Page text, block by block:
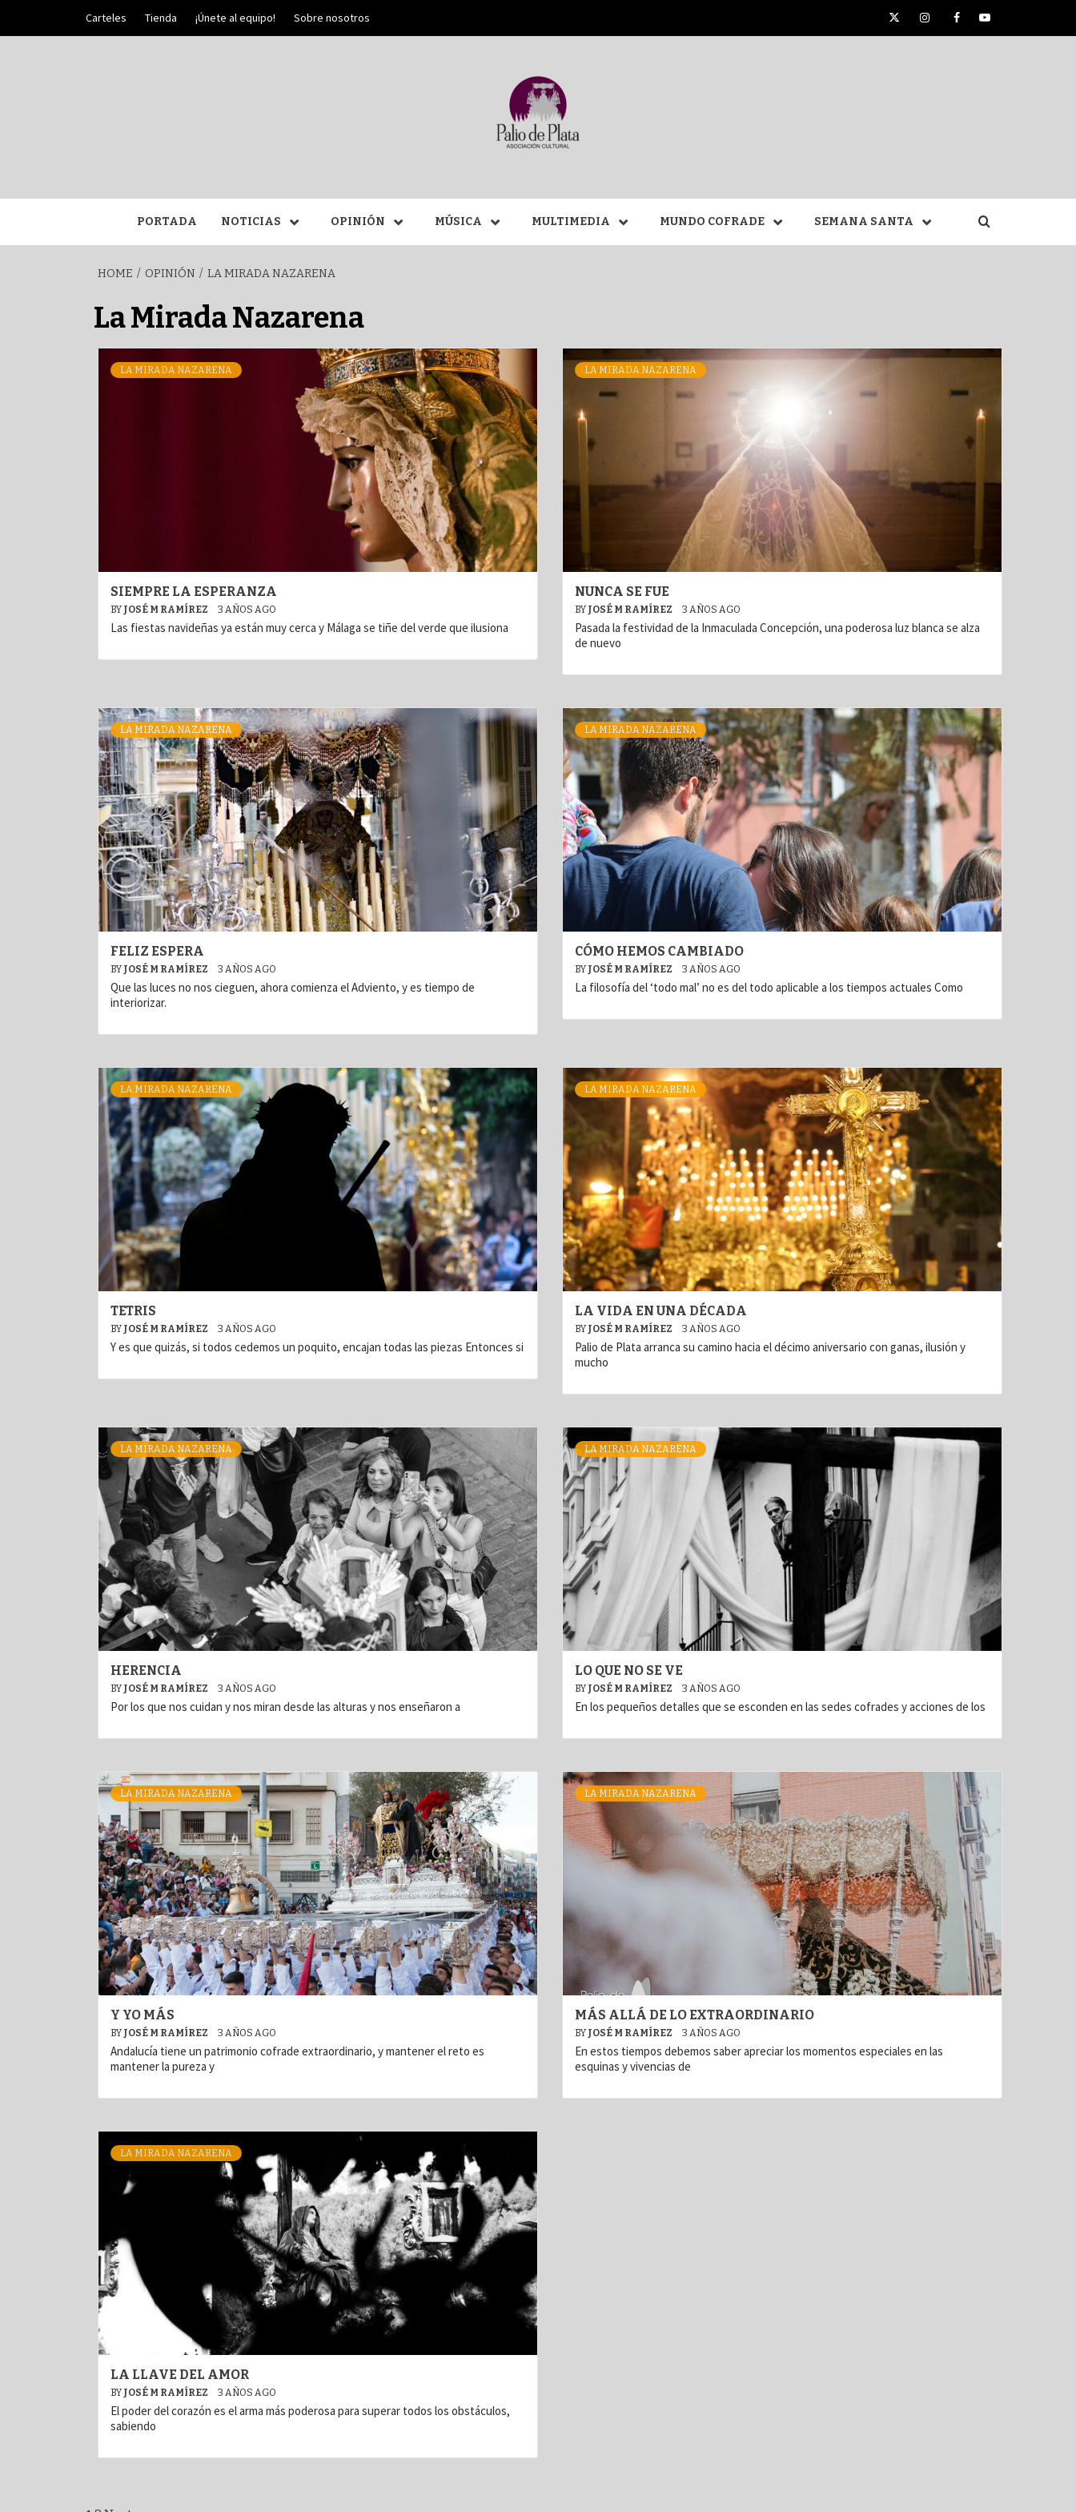
content
Carteles Tienda ¡Únete al equipo! Sobre nosotros TwitterInstagramFacebookYouTube
SEMANA SANTA DE
MÁLAGA
PORTADA NOTICIAS OPINIÓN MÚSICA MULTIMEDIA MUNDO COFRADE SEMANA SANTA
HOME OPINIÓN LA MIRADA NAZARENA
La Mirada Nazarena
LA MIRADA NAZARENA
SIEMPRE LA ESPERANZA
BY JOSÉ M RAMÍREZ 3 AÑOS AGO
Las fiestas navideñas ya están muy cerca y Málaga se tiñe del verde que ilusiona
LA MIRADA NAZARENA
NUNCA SE FUE
BY JOSÉ M RAMÍREZ 3 AÑOS AGO
Pasada la festividad de la Inmaculada Concepción, una poderosa luz blanca se alza
de nuevo
LA MIRADA NAZARENA
FELIZ ESPERA
BY JOSÉ M RAMÍREZ 3 AÑOS AGO
Que las luces no nos cieguen, ahora comienza el Adviento, y es tiempo de
interiorizar.
LA MIRADA NAZARENA
CÓMO HEMOS CAMBIADO
BY JOSÉ M RAMÍREZ 3 AÑOS AGO
La filosofía del ‘todo mal’ no es del todo aplicable a los tiempos actuales Como
LA MIRADA NAZARENA
TETRIS
BY JOSÉ M RAMÍREZ 3 AÑOS AGO
Y es que quizás, si todos cedemos un poquito, encajan todas las piezas Entonces si
LA MIRADA NAZARENA
LA VIDA EN UNA DÉCADA
BY JOSÉ M RAMÍREZ 3 AÑOS AGO
Palio de Plata arranca su camino hacia el décimo aniversario con ganas, ilusión y
mucho
LA MIRADA NAZARENA
HERENCIA
BY JOSÉ M RAMÍREZ 3 AÑOS AGO
Por los que nos cuidan y nos miran desde las alturas y nos enseñaron a
LA MIRADA NAZARENA
LO QUE NO SE VE
BY JOSÉ M RAMÍREZ 3 AÑOS AGO
En los pequeños detalles que se esconden en las sedes cofrades y acciones de los
LA MIRADA NAZARENA
Y YO MÁS
BY JOSÉ M RAMÍREZ 3 AÑOS AGO
Andalucía tiene un patrimonio cofrade extraordinario, y mantener el reto es
mantener la pureza y
LA MIRADA NAZARENA
MÁS ALLÁ DE LO EXTRAORDINARIO
BY JOSÉ M RAMÍREZ 3 AÑOS AGO
En estos tiempos debemos saber apreciar los momentos especiales en las
esquinas y vivencias de
LA MIRADA NAZARENA
LA LLAVE DEL AMOR
BY JOSÉ M RAMÍREZ 3 AÑOS AGO
El poder del corazón es el arma más poderosa para superar todos los obstáculos,
sabiendo